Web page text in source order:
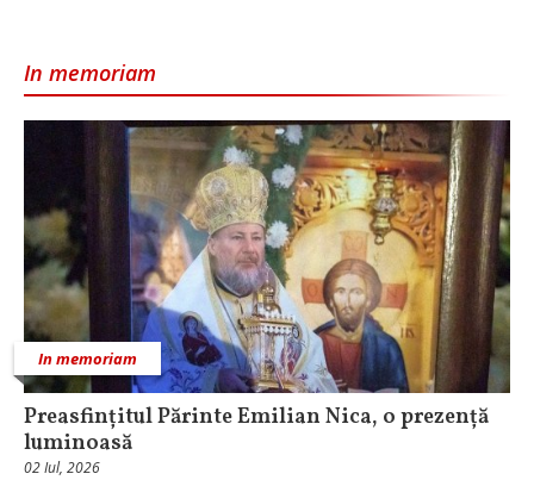
In memoriam
In memoriam
Preasfințitul Părinte Emilian Nica, o prezență
luminoasă
02 Iul, 2026